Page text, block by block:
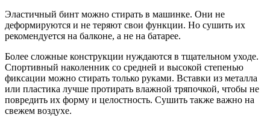
Эластичный бинт можно стирать в машинке. Они не
деформируются и не теряют свои функции. Но сушить их
рекомендуется на балконе, а не на батарее.
Более сложные конструкции нуждаются в тщательном уходе.
Спортивный наколенник со средней и высокой степенью
фиксации можно стирать только руками. Вставки из металла
или пластика лучше протирать влажной тряпочкой, чтобы не
повредить их форму и целостность. Сушить также важно на
свежем воздухе.